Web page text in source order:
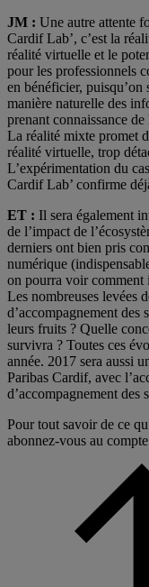
JM : Une autre attente
Cardif Lab’, c’est la
réalité virtuelle et le
pour les professionnels
en bénéficier, puisqu’on
manière naturelle des
prenant connaissance
La réalité mixte promet
réalité virtuelle, trop
L’expérimentation du
Cardif Lab’ confirme
ET : Il sera également
de l’impact de
derniers ont bien pris
numérique
on pourra voir comment
Les nombreuses levées
d’accompagnement des
leurs fruits ? Quelle
survivra ? Toutes ces
année. 2017 sera aussi
Paribas Cardif, avec
d’accompagnement des
Pour tout savoir de ce
abonnez-vous au compte